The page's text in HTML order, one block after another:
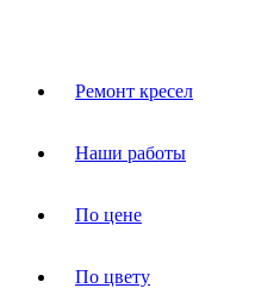
Ремонт кресел
Наши работы
По цене
По цвету